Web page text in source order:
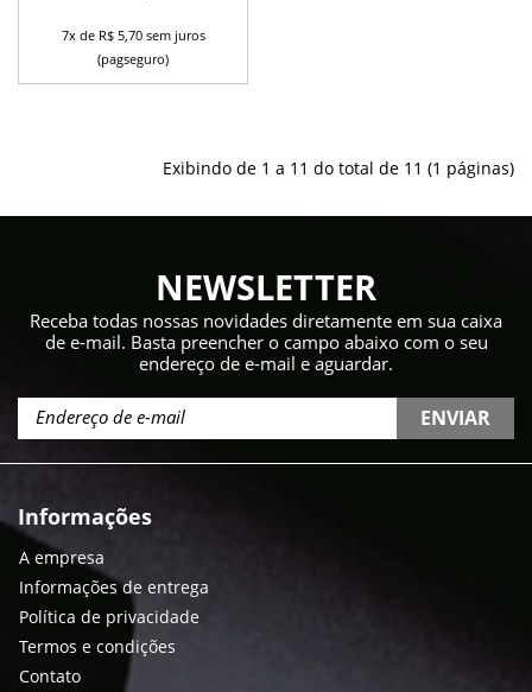
7x de R$ 5,70 sem juros
(pagseguro)
Exibindo de 1 a 11 do total de 11 (1 páginas)
NEWSLETTER
Receba todas nossas novidades diretamente em sua caixa
de e-mail. Basta preencher o campo abaixo com o seu
endereço de e-mail e aguardar.
ENVIAR
Informações
A empresa
Informações de entrega
Política de privacidade
Termos e condições
Contato